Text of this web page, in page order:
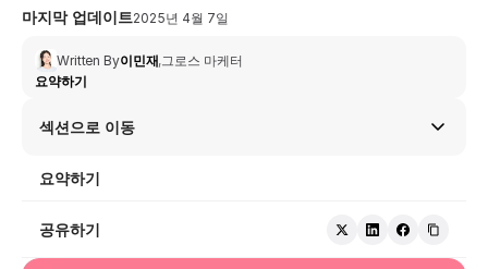
마지막 업데이트2025년 4월 7일
Written By이민재,그로스 마케터
요약하기
섹션으로 이동
요약하기
공유하기